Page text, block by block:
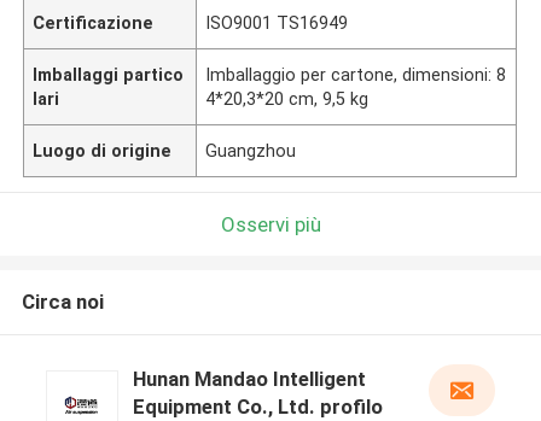
Certificazione ISO9001 TS16949
Imballaggi partico
lari
Imballaggio per cartone, dimensioni: 8
4*20,3*20 cm, 9,5 kg
Luogo di origine Guangzhou
Osservi più
Circa noi
Hunan Mandao Intelligent
Equipment Co., Ltd. profilo